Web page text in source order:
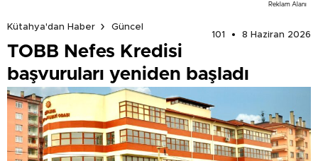
Reklam Alanı
Kütahya'dan Haber
Güncel
101
8 Haziran 2026
TOBB Nefes Kredisi
başvuruları yeniden başladı